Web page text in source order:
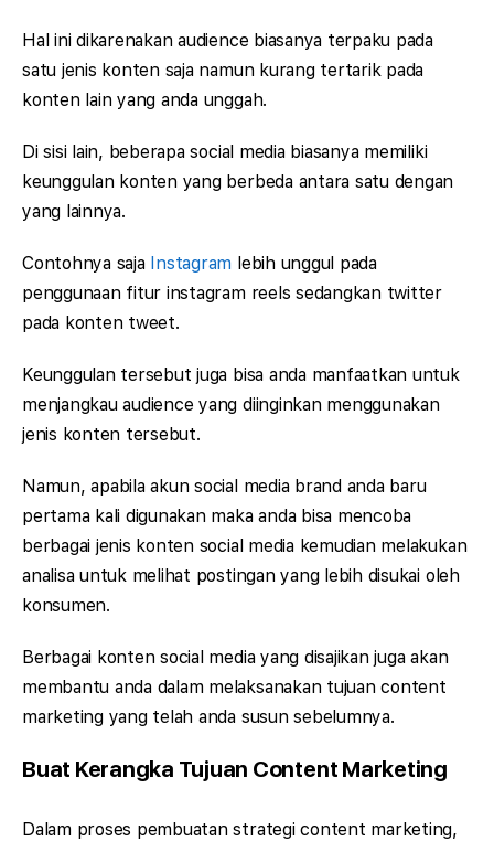
Hal ini dikarenakan audience biasanya terpaku pada
satu jenis konten saja namun kurang tertarik pada
konten lain yang anda unggah.
Di sisi lain, beberapa social media biasanya memiliki
keunggulan konten yang berbeda antara satu dengan
yang lainnya.
Contohnya sajaInstagram lebih unggul pada
penggunaan fitur instagram reels sedangkan twitter
pada konten tweet.
Keunggulan tersebut juga bisa anda manfaatkan untuk
menjangkau audience yang diinginkan menggunakan
jenis konten tersebut.
Namun, apabila akun social media brand anda baru
pertama kali digunakan maka anda bisa mencoba
berbagai jenis konten social media kemudian melakukan
analisa untuk melihat postingan yang lebih disukai oleh
konsumen.
Berbagai konten social media yang disajikan juga akan
membantu anda dalam melaksanakan tujuan content
marketing yang telah anda susun sebelumnya.
Buat Kerangka Tujuan Content Marketing
Dalam proses pembuatan strategi content marketing,